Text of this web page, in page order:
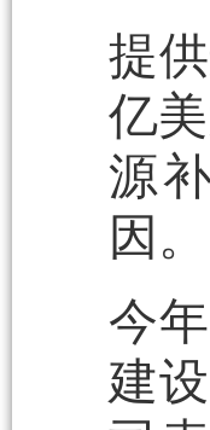
提
亿
源
因。
今
建